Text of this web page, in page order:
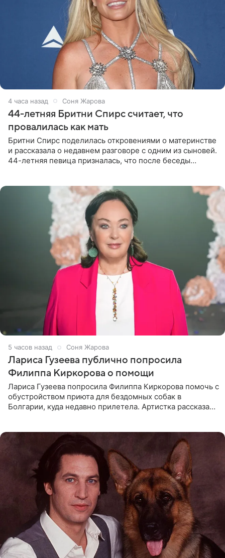
4 часа назад Соня Жарова
44-летняя Бритни Спирс считает, что
провалилась как мать
Бритни Спирс поделилась откровениями о материнстве
и рассказала о недавнем разговоре с одним из сыновей.
44-летняя певица призналась, что после беседы
5 часов назад Соня Жарова
Лариса Гузеева публично попросила
Филиппа Киркорова о помощи
Лариса Гузеева попросила Филиппа Киркорова помочь с
обустройством приюта для бездомных собак в
Болгарии, куда недавно прилетела. Артистка рассказала